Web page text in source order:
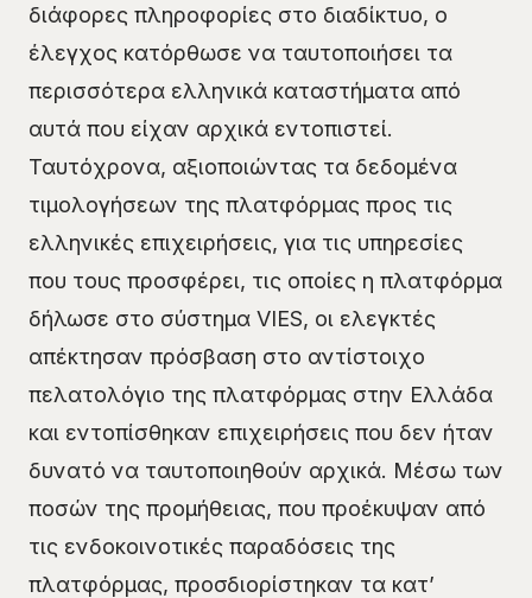
διάφορες πληροφορίες στο διαδίκτυο, ο
έλεγχος κατόρθωσε να ταυτοποιήσει τα
περισσότερα ελληνικά καταστήματα από
αυτά που είχαν αρχικά εντοπιστεί.
Ταυτόχρονα, αξιοποιώντας τα δεδομένα
τιμολογήσεων της πλατφόρμας προς τις
ελληνικές επιχειρήσεις, για τις υπηρεσίες
που τους προσφέρει, τις οποίες η πλατφόρμα
δήλωσε στο σύστημα VIES, οι ελεγκτές
απέκτησαν πρόσβαση στο αντίστοιχο
πελατολόγιο της πλατφόρμας στην Ελλάδα
και εντοπίσθηκαν επιχειρήσεις που δεν ήταν
δυνατό να ταυτοποιηθούν αρχικά. Μέσω των
ποσών της προμήθειας, που προέκυψαν από
τις ενδοκοινοτικές παραδόσεις της
πλατφόρμας, προσδιορίστηκαν τα κατ’